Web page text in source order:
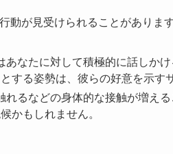
動が見受けられることがあります
あなたに対して積極的に話しか
する姿勢は、彼らの好意を示す
れるなどの身体的な接触が増え
かもしれません。